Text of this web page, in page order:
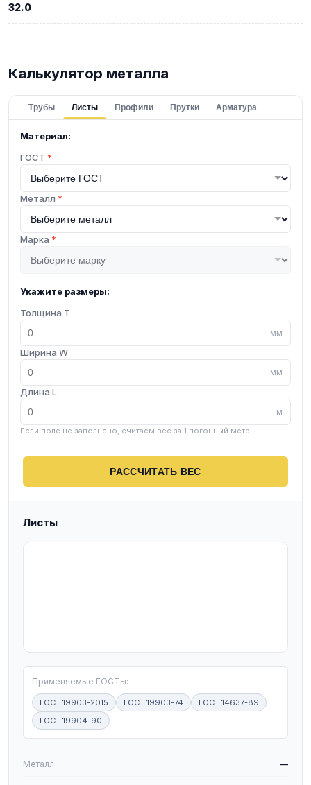
32.0
Калькулятор металла
Трубы Листы Профили Прутки Арматура
Материал:
ГОСТ *
Металл *
Марка *
Укажите размеры:
Толщина T
мм
Ширина W
мм
Длина L
м
Если поле не заполнено, считаем вес за 1 погонный метр
РАССЧИТАТЬ ВЕС
Листы
Применяемые ГОСТы:
ГОСТ 19903-2015 ГОСТ 19903-74
ГОСТ 14637-89
ГОСТ 19904-90
Металл —